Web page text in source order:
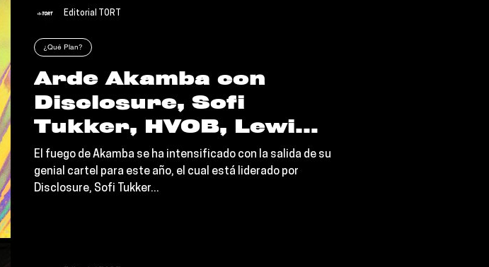
Arde Akamba con
Disclosure, Sofi
Tukker, HVOB, Lewis
OfMan, Sofia
Kourtesis y más
El fuego de Akamba se ha intensificado con la salida de su
genial cartel para este año, el cual está liderado por
Disclosure, Sofi Tukker...
¿Qué Plan?
Editorial TORT